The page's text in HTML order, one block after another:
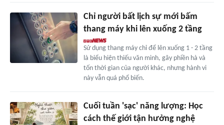
Chỉ người bất lịch sự mới bấm
thang máy khi lên xuống 2 tầng
Sử dụng thang máy chỉ để lên xuống 1 - 2 tầng
là biểu hiện thiếu văn minh, gây phiền hà và
tốn thời gian của người khác, nhưng hành vi
này vẫn quá phổ biến.
Cuối tuần 'sạc' năng lượng: Học
cách thế giới tận hưởng nghệ